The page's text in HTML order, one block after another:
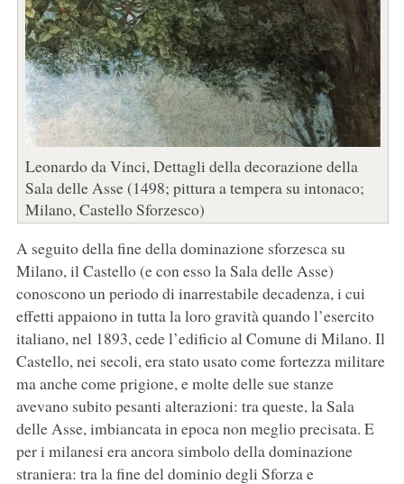
Leonardo da Vinci, Dettagli della decorazione della
Sala delle Asse (1498; pittura a tempera su intonaco;
Milano, Castello Sforzesco)
A seguito della fine della dominazione sforzesca su
Milano, il Castello (e con esso la Sala delle Asse)
conoscono un periodo di inarrestabile decadenza, i cui
effetti appaiono in tutta la loro gravità quando l’esercito
italiano, nel 1893, cede l’edificio al Comune di Milano. Il
Castello, nei secoli, era stato usato come fortezza militare
ma anche come prigione, e molte delle sue stanze
avevano subito pesanti alterazioni: tra queste, la Sala
delle Asse, imbiancata in epoca non meglio precisata. E
per i milanesi era ancora simbolo della dominazione
straniera: tra la fine del dominio degli Sforza e